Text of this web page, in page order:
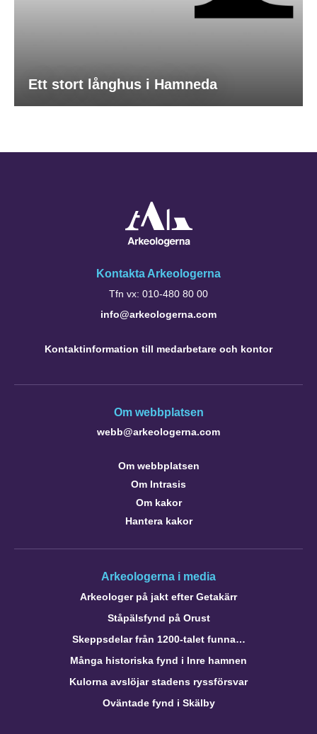
Ett stort långhus i Hamneda
Kontakta Arkeologerna
Tfn vx: 010-480 80 00
info@arkeologerna.com
Kontaktinformation till medarbetare och kontor
Om webbplatsen
webb@arkeologerna.com
Om webbplatsen
Om Intrasis
Om kakor
Hantera kakor
Arkeologerna i media
Arkeologer på jakt efter Getakärr
Ståpälsfynd på Orust
Skeppsdelar från 1200-talet funna…
Många historiska fynd i Inre hamnen
Kulorna avslöjar stadens ryssförsvar
Oväntade fynd i Skälby